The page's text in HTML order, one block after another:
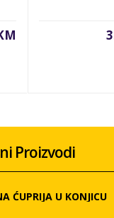
Proizvodi
ĆUPRIJA U KONJICU